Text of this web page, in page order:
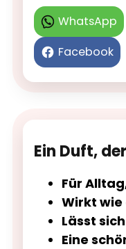
WhatsApp
Facebook
Ein Duft,
Für
Wirkt
Lässt
Eine